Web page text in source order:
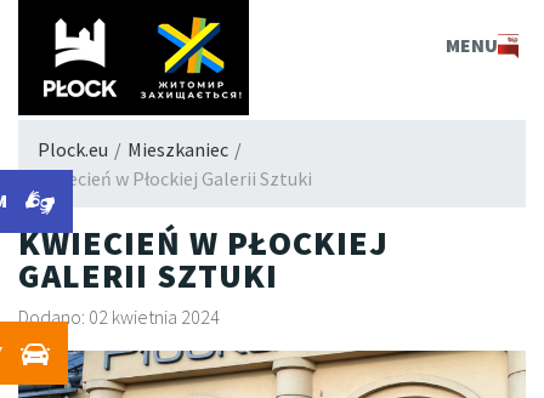
MENU
Plock.eu / Mieszkaniec /
Kwiecień w Płockiej Galerii Sztuki
KWIECIEŃ W PŁOCKIEJ
GALERII SZTUKI
Dodano: 02 kwietnia 2024